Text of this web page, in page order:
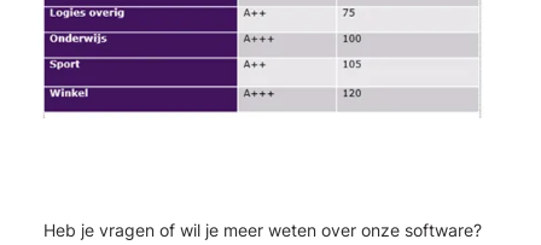
Heb je vragen of wil je meer weten over onze software?